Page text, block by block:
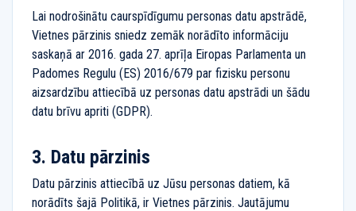
Lai nodrošinātu caurspīdīgumu personas datu apstrādē,
Vietnes pārzinis sniedz zemāk norādīto informāciju
saskaņā ar 2016. gada 27. aprīļa Eiropas Parlamenta un
Padomes Regulu (ES) 2016/679 par fizisku personu
aizsardzību attiecībā uz personas datu apstrādi un šādu
datu brīvu apriti (GDPR).
Datu pārzinis
Datu pārzinis attiecībā uz Jūsu personas datiem, kā
norādīts šajā Politikā, ir Vietnes pārzinis. Jautājumu